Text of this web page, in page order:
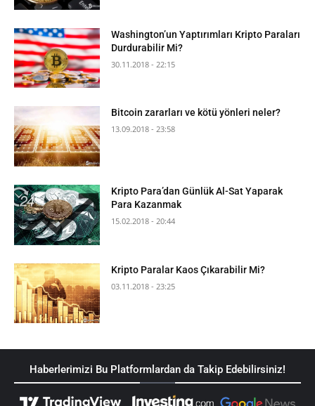
Washington’un Yaptırımları Kripto Paraları
Durdurabilir Mi?
30.11.2018 - 22:15
Bitcoin zararları ve kötü yönleri neler?
13.09.2018 - 23:58
Kripto Para’dan Günlük Al-Sat Yaparak
Para Kazanmak
15.02.2018 - 20:44
Kripto Paralar Kaos Çıkarabilir Mi?
03.11.2018 - 23:25
Haberlerimizi Bu Platformlardan da Takip Edebilirsiniz!